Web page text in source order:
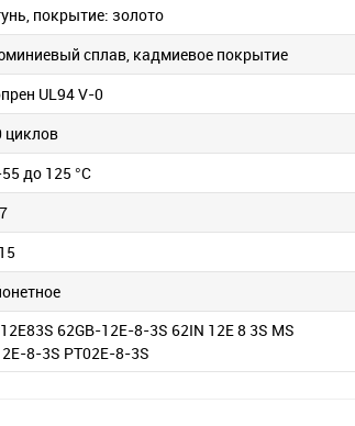
покрытие: золото
сплав, кадмиевое покрытие
UL94 V-0
циклов
до 125 °C
62GB-12E-8-3S 62IN 12E 8 3S MS
8-3S PT02E-8-3S